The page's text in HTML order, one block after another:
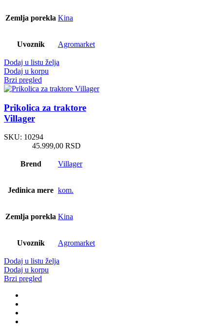
Zemlja porekla Kina
Uvoznik Agromarket
Dodaj u listu želja
Dodaj u korpu
Brzi pregled
Prikolica za traktore
Villager
SKU: 10294
45.999,00 RSD
Brend Villager
Jedinica mere kom.
Zemlja porekla Kina
Uvoznik Agromarket
Dodaj u listu želja
Dodaj u korpu
Brzi pregled